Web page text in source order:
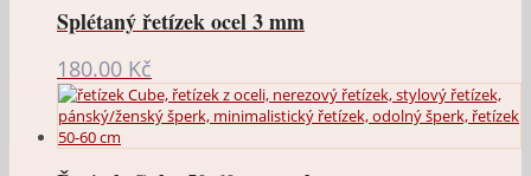
Splétaný řetízek ocel 3 mm
180.00 Kč